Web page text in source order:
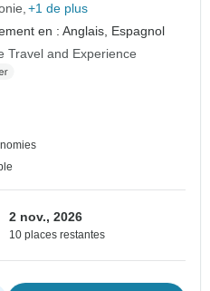
+1 de plus
en : Anglais, Espagnol
Travel and Experience
2 nov., 2026
10 places restantes